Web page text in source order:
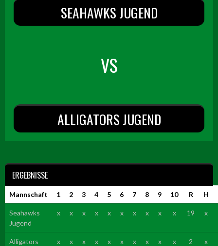
SEAHAWKS JUGEND
VS
ALLIGATORS JUGEND
ERGEBNISSE
Mannschaft 1 2 3 4 5 6 7 8 9 10 R H
Seahawks
Jugend
x x x x x x x x x x 19 x
Alligators
x x x x x x x x x x 2 x